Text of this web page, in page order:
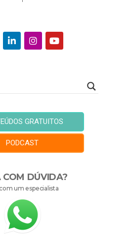
GRATUITOS
PODCAST
COM DÚVIDA?
um especialista